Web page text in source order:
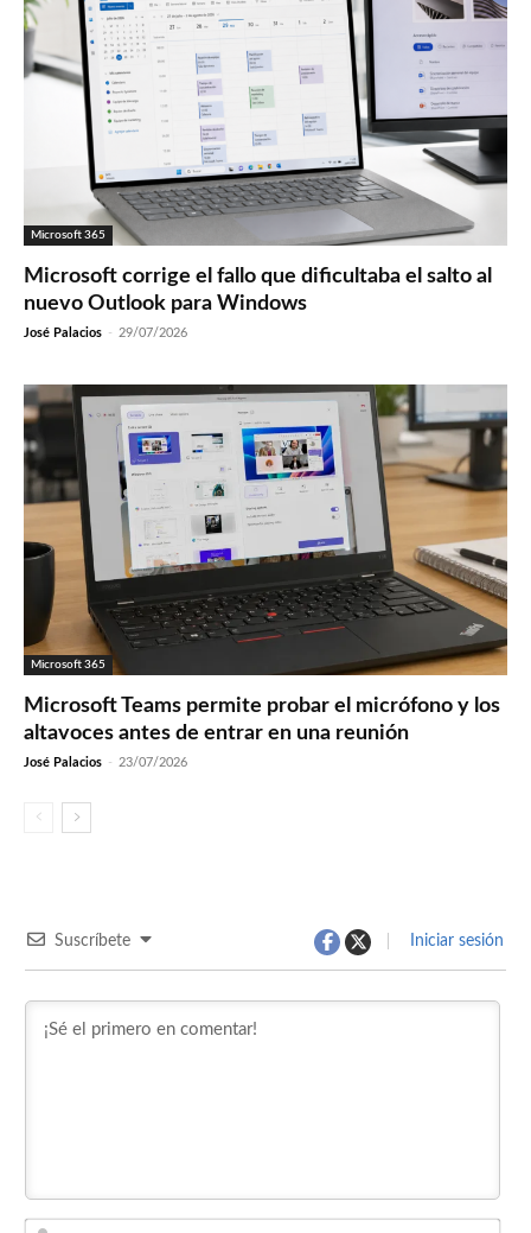
Microsoft 365
Microsoft corrige el fallo que dificultaba el salto al
nuevo Outlook para Windows
José Palacios - 29/07/2026
Microsoft 365
Microsoft Teams permite probar el micrófono y los
altavoces antes de entrar en una reunión
José Palacios - 23/07/2026
Suscríbete Iniciar sesión